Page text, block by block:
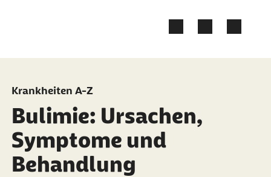
Krankheiten A-Z
Bulimie: Ursachen,
Symptome und
Behandlung